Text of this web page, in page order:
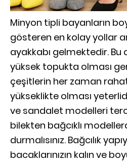
Minyon tipli bayanların
gösteren en kolay yollar
ayakkabı gelmektedir. Bu
yüksek topukta olması
çeşitlerin her zaman
yükseklikte olması
ve sandalet modelleri
bilekten bağcıklı
durmalısınız. Bağcılık
bacaklarınızın kalın ve